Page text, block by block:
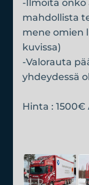
-Ilmoita onko
mahdollista
mene omien
kuvissa)
-Valorauta
yhdeydessä
Hinta : 1500€